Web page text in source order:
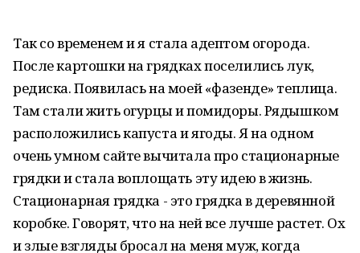
Так со временем и я стала адептом огорода.
После картошки на грядках поселились лук,
редиска. Появилась на моей «фазенде» теплица.
Там стали жить огурцы и помидоры. Рядышком
расположились капуста и ягоды. Я на одном
очень умном сайте вычитала про стационарные
грядки и стала воплощать эту идею в жизнь.
Стационарная грядка - это грядка в деревянной
коробке. Говорят, что на ней все лучше растет. Ох
и злые взгляды бросал на меня муж, когда